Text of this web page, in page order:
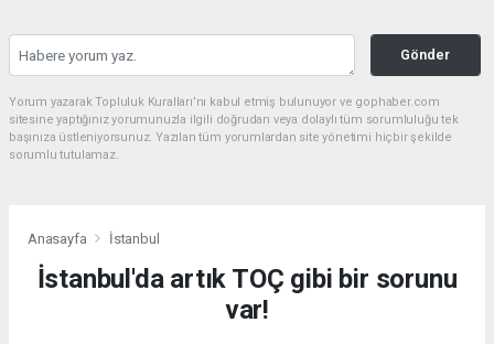
Gönder
Yorum yazarak Topluluk Kuralları’nı kabul etmiş bulunuyor ve gophaber.com
sitesine yaptığınız yorumunuzla ilgili doğrudan veya dolaylı tüm sorumluluğu tek
başınıza üstleniyorsunuz. Yazılan tüm yorumlardan site yönetimi hiçbir şekilde
sorumlu tutulamaz.
Anasayfa İstanbul
İstanbul'da artık TOÇ gibi bir sorunu
var!